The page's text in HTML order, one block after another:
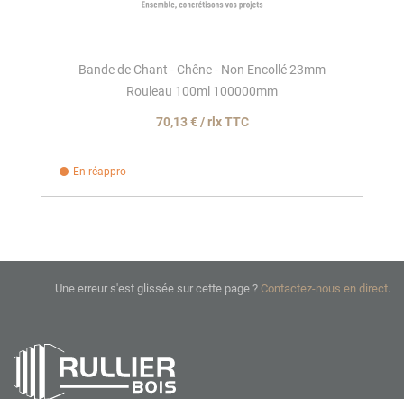
Bande de Chant - Chêne - Non Encollé 23mm
Rouleau 100ml 100000mm
70,13 € / rlx TTC
En réappro
Une erreur s'est glissée sur cette page ? Contactez-nous en direct.